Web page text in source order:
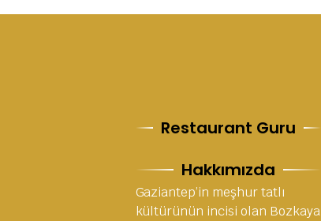
Restaurant Guru
Hakkımızda
Gaziantep’in meşhur tatlı
kültürünün incisi olan Bozkaya